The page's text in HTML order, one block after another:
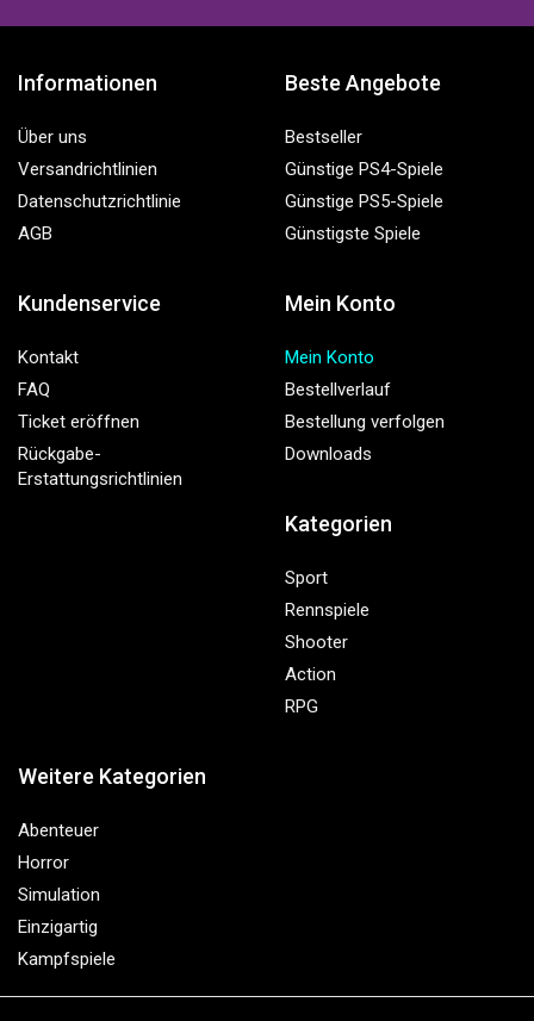
Informationen
Über uns
Versandrichtlinien
Datenschutzrichtlinie
AGB
Beste Angebote
Bestseller
Günstige PS4-Spiele
Günstige PS5-Spiele
Günstigste Spiele
Kundenservice
Kontakt
FAQ
Ticket eröffnen
Rückgabe-
Erstattungsrichtlinien
Mein Konto
Mein Konto
Bestellverlauf
Bestellung verfolgen
Downloads
Kategorien
Sport
Rennspiele
Shooter
Action
RPG
Weitere Kategorien
Abenteuer
Horror
Simulation
Einzigartig
Kampfspiele